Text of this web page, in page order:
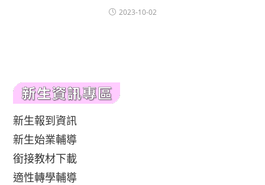
2023-10-02
新生報到資訊
新生始業輔導
銜接教材下載
適性轉學輔導